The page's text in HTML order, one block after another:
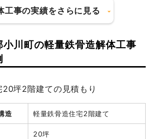
工事の実績をさらに見る
造
用 71万5,000円
122万400円
川町の軽量鉄骨造解体工事
坪2階建ての見積もり
造 軽量鉄骨造住宅2階建て
20坪